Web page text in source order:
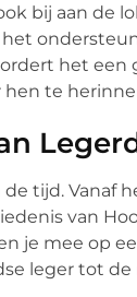
bij aan de
het een
te
tijd. Vanaf
van
je mee op
leger tot